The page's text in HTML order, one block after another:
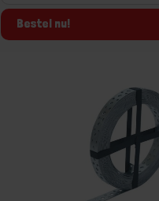
Bestel nu!